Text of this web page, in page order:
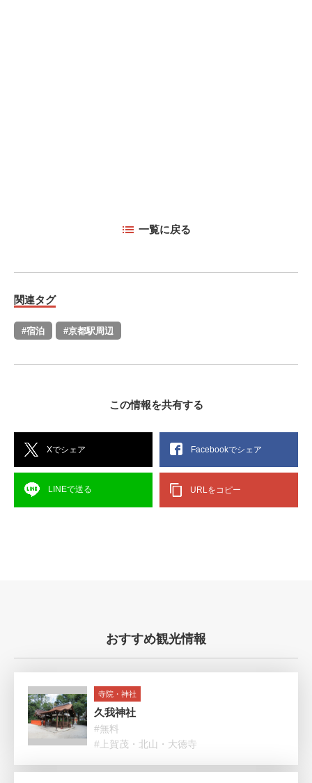
一覧に戻る
関連タグ
#宿泊 #京都駅周辺
この情報を共有する
Xでシェア Facebookでシェア
LINEで送る URLをコピー
おすすめ観光情報
寺院・神社
久我神社
#無料
#上賀茂・北山・大徳寺